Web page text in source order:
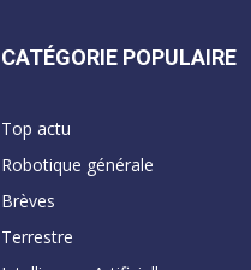
CATÉGORIE POPULAIRE
Top actu
Robotique générale
Brèves
Terrestre